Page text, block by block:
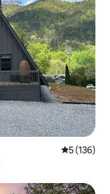
Средна
5 (136)